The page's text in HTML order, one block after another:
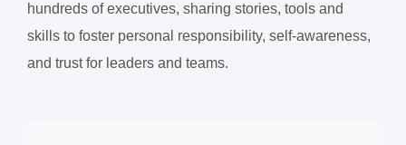
hundreds of executives, sharing stories, tools and
skills to foster personal responsibility, self-awareness,
and trust for leaders and teams.